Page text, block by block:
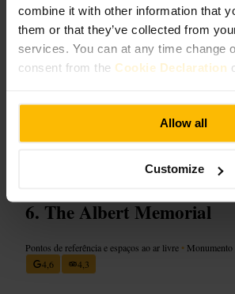
combine it with other information that
them or that they’ve collected from
services. You can at any time change
consent from the Cookie Declaration
Allow all
Customize
Planeie a sua visita
Confirme antecipadamente se há visitas guiadas
29 Melbury Rd, London W14 8AB, UK
The Albert Memorial
Pontos de referência e espaços ao ar livre • Monumento
4,6
4,3